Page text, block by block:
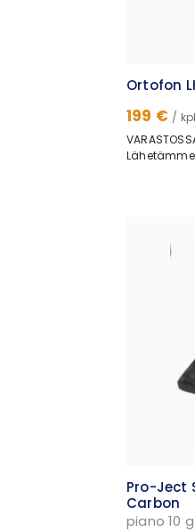
Ortofon
199 € / kpl
Pro-Ject
Carbon
piano 10 g